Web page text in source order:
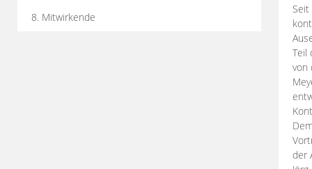
8. Mitwirkende
Teil
von
der